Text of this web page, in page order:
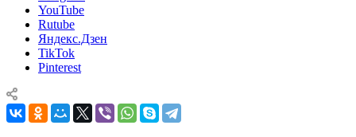
YouTube
Rutube
Яндекс.Дзен
TikTok
Pinterest